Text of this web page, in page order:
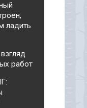
ладить
работ